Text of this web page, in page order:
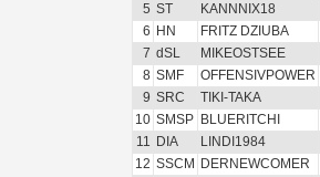
5 ST KANNNIX18
6 HN FRITZ DZIUBA
7 dSL MIKEOSTSEE
8 SMF OFFENSIVPOWER
9 SRC TIKI-TAKA
10 SMSP BLUERITCHI
11 DIA LINDI1984
12 SSCM DERNEWCOMER